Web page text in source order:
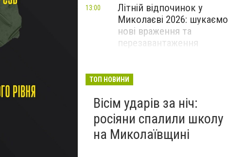
Літній відпочинок у
Миколаєві 2026: шукаємо
нові враження та
перезавантаження
13:00
Як миколаївцям пережити
прохолодний транспорт та
нові локації з
«туманчиками»
12:30
ТОП НОВИНИ
Вісім ударів за ніч:
росіяни спалили школу
на Миколаївщині